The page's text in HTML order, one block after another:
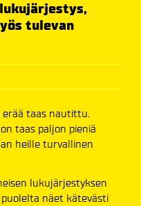
tulevan
taas nautittu.
taas paljon pieniä
heille turvallinen
lukujärjestyksen
näet kätevästi